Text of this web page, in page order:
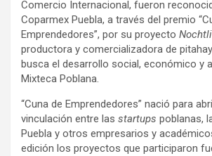
Comercio Internacional, fueron
Coparmex Puebla, a través del premio
Emprendedores”, por su proyecto
productora y comercializadora de
busca el desarrollo social, económico y
Mixteca Poblana.
“Cuna de Emprendedores” nació para
vinculación entre las startups poblanas,
Puebla y otros empresarios y
edición los proyectos que participaron